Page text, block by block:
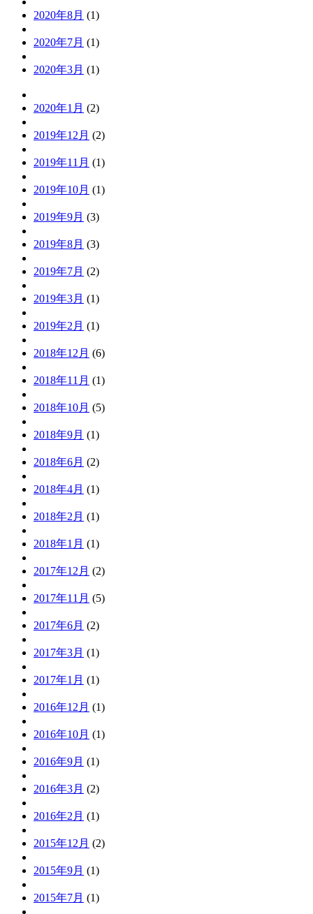
2020年8月 (1)
2020年7月 (1)
2020年3月 (1)
2020年1月 (2)
2019年12月 (2)
2019年11月 (1)
2019年10月 (1)
2019年9月 (3)
2019年8月 (3)
2019年7月 (2)
2019年3月 (1)
2019年2月 (1)
2018年12月 (6)
2018年11月 (1)
2018年10月 (5)
2018年9月 (1)
2018年6月 (2)
2018年4月 (1)
2018年2月 (1)
2018年1月 (1)
2017年12月 (2)
2017年11月 (5)
2017年6月 (2)
2017年3月 (1)
2017年1月 (1)
2016年12月 (1)
2016年10月 (1)
2016年9月 (1)
2016年3月 (2)
2016年2月 (1)
2015年12月 (2)
2015年9月 (1)
2015年7月 (1)